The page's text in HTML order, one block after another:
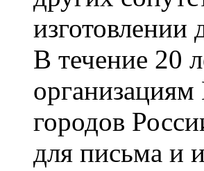
изготовлении
В течение 20
городов
для письма и